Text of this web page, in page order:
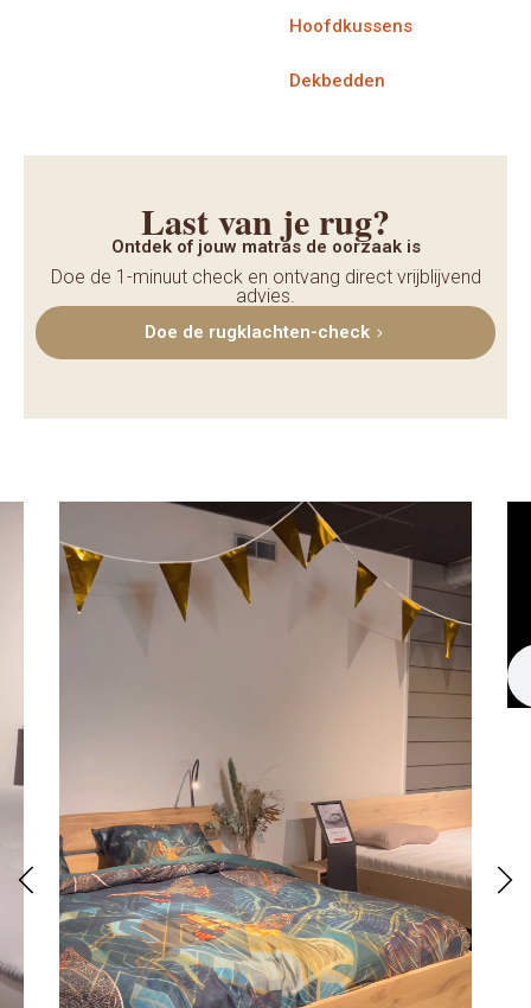
Hoofdkussens
Dekbedden
Last van je rug?
Ontdek of jouw matras de oorzaak is
Doe de 1-minuut check en ontvang direct vrijblijvend
advies.
Doe de rugklachten-check